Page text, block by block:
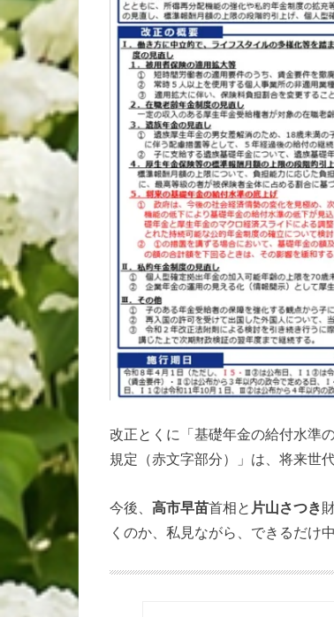
改正とくに「基礎年金の給付水準
規定（赤文字部分）」は、将来世
今後、 高市早苗首相と 片山さつき
くのか、私見ながら、できるだけ